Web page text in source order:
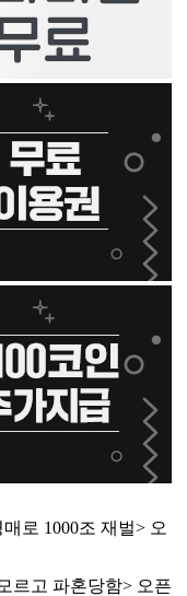
로 1000조 재벌> 오
르고 파혼당함> 오픈